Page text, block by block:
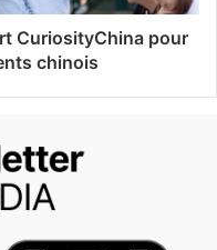
CuriosityChina pour
chinois